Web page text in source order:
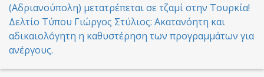
navigation
(Αδριανούπολη) μετατρέπεται σε τζαμί στην Τουρκία!
Δελτίο Τύπου Γιώργος Στύλιος: Ακατανόητη και
αδικαιολόγητη η καθυστέρηση των προγραμμάτων για
ανέργους.